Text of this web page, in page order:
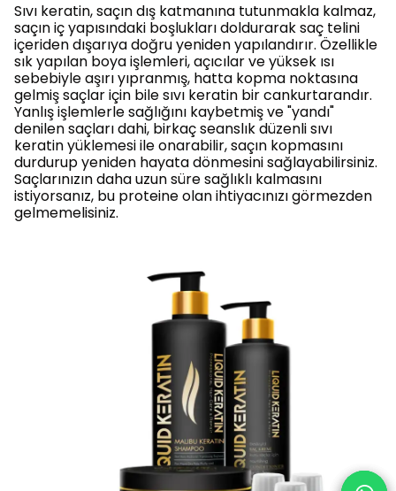
Sıvı keratin, saçın dış katmanına tutunmakla kalmaz,
saçın iç yapısındaki boşlukları doldurarak saç telini
içeriden dışarıya doğru yeniden yapılandırır. Özellikle
sık yapılan boya işlemleri, açıcılar ve yüksek ısı
sebebiyle aşırı yıpranmış, hatta kopma noktasına
gelmiş saçlar için bile sıvı keratin bir cankurtarandır.
Yanlış işlemlerle sağlığını kaybetmiş ve "yandı"
denilen saçları dahi, birkaç seanslık düzenli sıvı
keratin yüklemesi ile onarabilir, saçın kopmasını
durdurup yeniden hayata dönmesini sağlayabilirsiniz.
Saçlarınızın daha uzun süre sağlıklı kalmasını
istiyorsanız, bu proteine olan ihtiyacınızı görmezden
gelmemelisiniz.